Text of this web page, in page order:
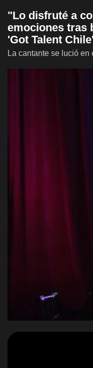
"Lo disfruté a
emociones tras
'Got Talent Chile'
La cantante se lució en